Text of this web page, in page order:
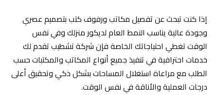
إذا كنت تبحث عن تفصيل مكاتب ورفوف كتب بتصميم عصري
وجودة عالية يناسب النمط العام لديكور منزلك وفي نفس
الوقت تغطي احتياجاتك الخاصة فإن شركة تشطيب تقدم لك
خدمات احترافية في تنفيذ جميع أنواع المكاتب والمكتبات حسب
الطلب مع مراعاة استغلال المساحات بشكل ذكي وتحقيق أعلى
درجات العملية والأناقة في نفس الوقت.